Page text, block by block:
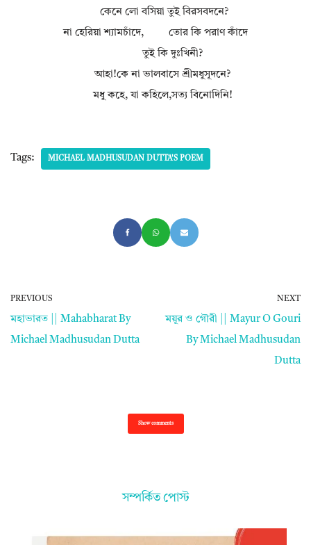
কেনে লো বসিয়া তুই বিরসবদনে?
না হেরিয়া শ্যামচাঁদে, তোর কি পরাণ কাঁদে
তুই কি দুঃখিনী?
আহা!কে না ভালবাসে শ্রীমধুসূদনে?
মধু কহে, যা কহিলে,সত্য বিনোদিনি!
Tags: MICHAEL MADHUSUDAN DUTTA'S POEM
PREVIOUS
মহাভারত || Mahabharat By
Michael Madhusudan Dutta
NEXT
ময়ূর ও গৌরী || Mayur O Gouri
By Michael Madhusudan
Dutta
Show comments
সম্পর্কিত পোস্ট